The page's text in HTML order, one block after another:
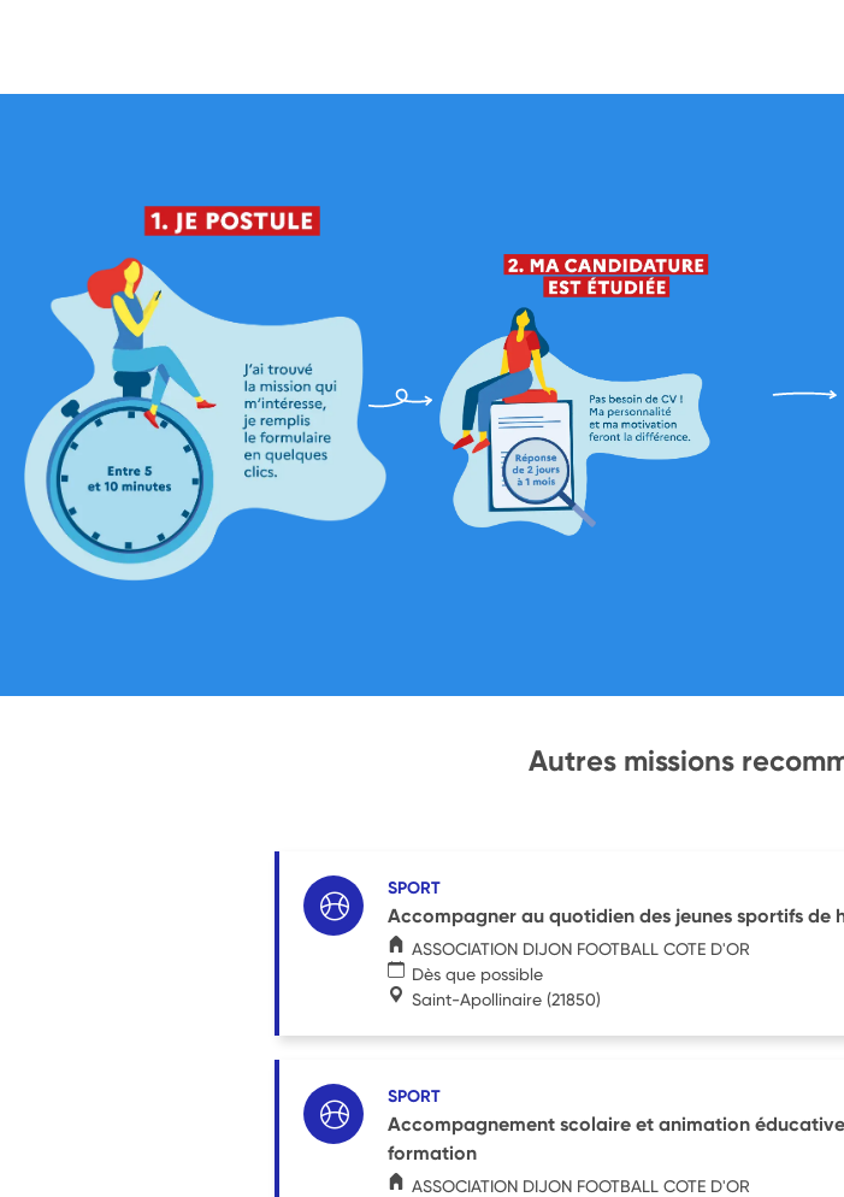
Autres missions
SPORT
Accompagner au quotidien des jeunes sportifs de
ASSOCIATION DIJON FOOTBALL COTE D'OR
Dès que possible
Saint-Apollinaire (21850)
SPORT
Accompagnement scolaire et animation
formation
ASSOCIATION DIJON FOOTBALL COTE D'OR